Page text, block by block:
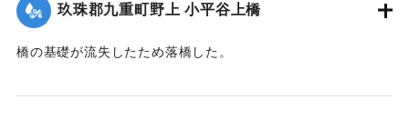
2020/7/6｜固有コード:01215071
玖珠郡九重町野上 小平谷上橋
橋の基礎が流失したため落橋した。
2020/7/6｜固有コード:01215072